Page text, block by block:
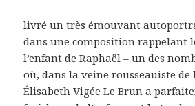
livré un très émouvant
dans une composition rappelant
l’enfant de Raphaël – un des
où, dans la veine rousseauiste de
Élisabeth Vigée Le Brun a